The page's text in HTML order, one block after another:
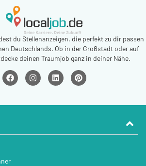
du Stellenanzeigen, die perfekt zu dir passen
Deutschlands. Ob in der Großstadt oder auf
deinen Traumjob ganz in deiner Nähe.